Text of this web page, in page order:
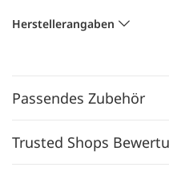
Herstellerangaben
Passendes Zubehör
Trusted Shops